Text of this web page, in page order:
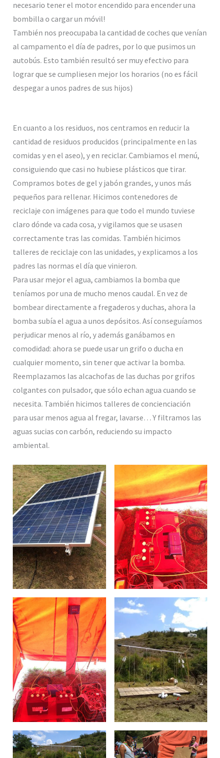
necesario tener el motor encendido para encender una
bombilla o cargar un móvil!
También nos preocupaba la cantidad de coches que venían
al campamento el día de padres, por lo que pusimos un
autobús. Esto también resultó ser muy efectivo para
lograr que se cumpliesen mejor los horarios (no es fácil
despegar a unos padres de sus hijos)
En cuanto a los residuos, nos centramos en reducir la
cantidad de residuos producidos (principalmente en las
comidas y en el aseo), y en reciclar. Cambiamos el menú,
consiguiendo que casi no hubiese plásticos que tirar.
Compramos botes de gel y jabón grandes, y unos más
pequeños para rellenar. Hicimos contenedores de
reciclaje con imágenes para que todo el mundo tuviese
claro dónde va cada cosa, y vigilamos que se usasen
correctamente tras las comidas. También hicimos
talleres de reciclaje con las unidades, y explicamos a los
padres las normas el día que vinieron.
Para usar mejor el agua, cambiamos la bomba que
teníamos por una de mucho menos caudal. En vez de
bombear directamente a fregaderos y duchas, ahora la
bomba subía el agua a unos depósitos. Así conseguíamos
perjudicar menos al río, y además ganábamos en
comodidad: ahora se puede usar un grifo o ducha en
cualquier momento, sin tener que activar la bomba.
Reemplazamos las alcachofas de las duchas por grifos
colgantes con pulsador, que sólo echan agua cuando se
necesita. También hicimos talleres de concienciación
para usar menos agua al fregar, lavarse… Y filtramos las
aguas sucias con carbón, reduciendo su impacto
ambiental.